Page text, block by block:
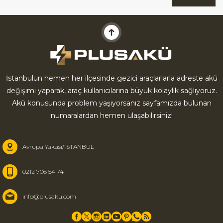
İstanbulun hemen her ilçesinde gezici araçlarlarla adreste akü
değişimi yaparak, araç kullanıcılarına büyük kolaylık sağlıyoruz.
Akü konusunda problem yaşıyorsanız sayfamızda bulunan
numaralardan hemen ulaşabilirsiniz!
Avrupa Yakası/İSTANBUL
0212 706 54 74
info@plusaku.com